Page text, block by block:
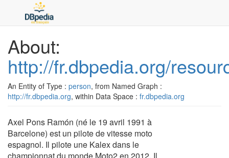
About:
http://fr.dbpedia.org/
An Entity of Type : person, from Named Graph :
http://fr.dbpedia.org, within Data Space : fr.dbpedia.org
Axel Pons Ramón (né le 19 avril 1991 à
Barcelone) est un pilote de vitesse moto
espagnol. Il pilote une Kalex dans le